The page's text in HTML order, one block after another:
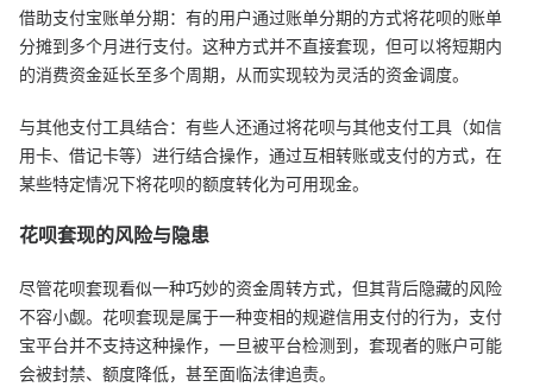
借助支付宝账单分期：有的用户通过账单分期的方式将花呗的账单
分摊到多个月进行支付。这种方式并不直接套现，但可以将短期内
的消费资金延长至多个周期，从而实现较为灵活的资金调度。
与其他支付工具结合：有些人还通过将花呗与其他支付工具（如信
用卡、借记卡等）进行结合操作，通过互相转账或支付的方式，在
某些特定情况下将花呗的额度转化为可用现金。
花呗套现的风险与隐患
尽管花呗套现看似一种巧妙的资金周转方式，但其背后隐藏的风险
不容小觑。花呗套现是属于一种变相的规避信用支付的行为，支付
宝平台并不支持这种操作，一旦被平台检测到，套现者的账户可能
会被封禁、额度降低，甚至面临法律追责。